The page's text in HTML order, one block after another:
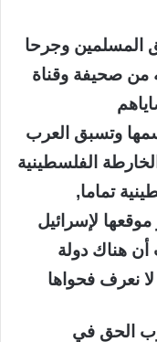
المسلمين وجرحا
من صحيفة وقناة
وتسبق العرب
الفلسطينية
تماما,
لإسرائيل
هناك دولة
نعرف فحواها
الحق في